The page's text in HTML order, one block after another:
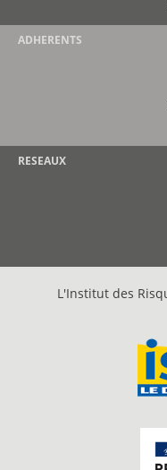
ADHERENTS
RESEAUX
L'Institut des